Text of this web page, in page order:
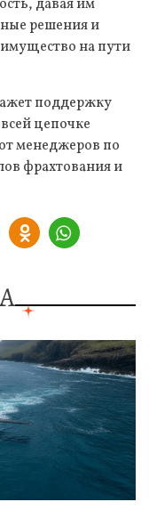
давая им
решения и
на пути
поддержку
цепочке
менеджеров по
фрахтования и